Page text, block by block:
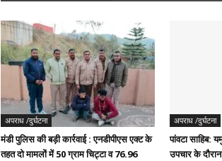
अपराध /दुर्घटना
मंडी पुलिस की बड़ी कार्रवाई : एनडीपीएस एक्ट के
तहत दो मामलों में 50 ग्राम चिट्टा व 76.96
अपराध /दुर्घटना
पांवटा साहिब:
उपचार के